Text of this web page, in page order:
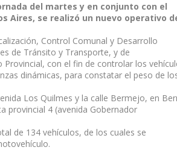
del martes y en conjunto con el
Aires, se realizó un nuevo operativo
Control Comunal y Desarrollo
de Tránsito y Transporte, y de
con el fin de controlar los
dinámicas, para constatar el peso de
Los Quilmes y la calle Bermejo, en
provincial 4 (avenida Gobernador
de 134 vehículos, de los cuales se